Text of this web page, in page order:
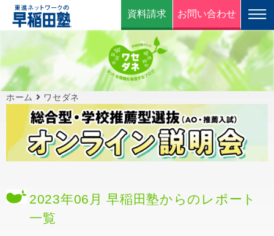
資料請求 お問い合わせ
ホーム ワセダネ
2023年06月 早稲田塾からのレポート
一覧